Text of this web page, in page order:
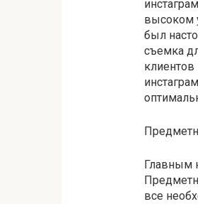
высоком
был
съемка
Главным
все